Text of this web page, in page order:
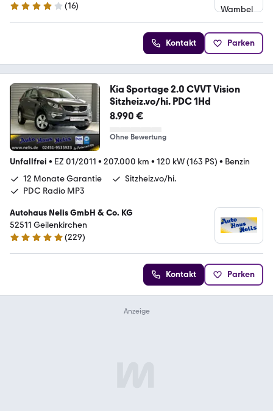
4.2 Sterne
(16)
Kontakt Parken
Kia Sportage 2.0 CVVT Vision
Sitzheiz.vo/hi. PDC 1Hd
8.990 €
Ohne Bewertung
Unfallfrei • EZ 01/2011 • 207.000 km • 120 kW (163 PS) • Benzin
12 Monate Garantie
Sitzheiz.vo/hi.
PDC Radio MP3
Autohaus Nelis GmbH & Co. KG
52511 Geilenkirchen
4.9 Sterne
(229)
Kontakt Parken